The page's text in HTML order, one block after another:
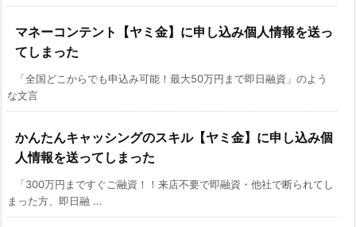
マネーコンテント【ヤミ金】に申し込み個人情報を送っ
てしまった
「全国どこからでも申込み可能！最大50万円まで即日融資」のよう
な文言
かんたんキャッシングのスキル【ヤミ金】に申し込み個
人情報を送ってしまった
「300万円まですぐご融資！！来店不要で即融資・他社で断られてし
まった方、即日融 ...